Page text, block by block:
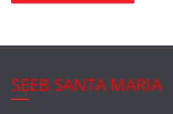
SEEB SANTA MARIA